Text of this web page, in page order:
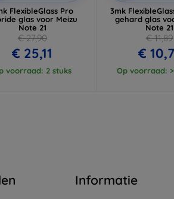
FlexibleGlass Pro
glas voor Meizu
Note 21
€ 27,90
€ 25,11
voorraad: 2 stuks
3mk
gehard glas
Note 21
€ 11,89
€
Op voorraad:
Informatie